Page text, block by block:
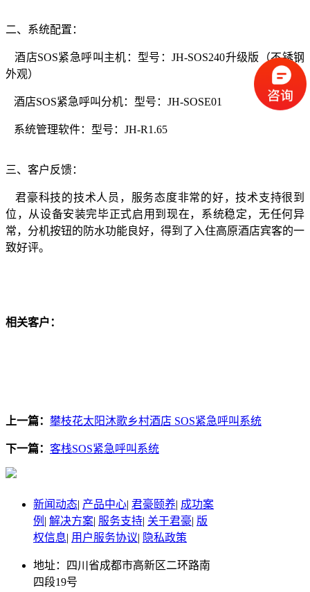
二、系统配置：
酒店SOS紧急呼叫主机：型号：JH-SOS240升级版（不锈钢
外观）
酒店SOS紧急呼叫分机：型号：JH-SOSE01
系统管理软件：型号：JH-R1.65
三、客户反馈：
君豪科技的技术人员，服务态度非常的好，技术支持很到
位，从设备安装完毕正式启用到现在，系统稳定，无任何异
常，分机按钮的防水功能良好，得到了入住高原酒店宾客的一
致好评。
相关客户：
上一篇： 攀枝花太阳沐歌乡村酒店 SOS紧急呼叫系统
下一篇： 客栈SOS紧急呼叫系统
新闻动态| 产品中心| 君豪颐养| 成功案
例 | 解决方案| 服务支持| 关于君豪| 版
权信息| 用户服务协议| 隐私政策
地址：四川省成都市高新区二环路南
四段19号